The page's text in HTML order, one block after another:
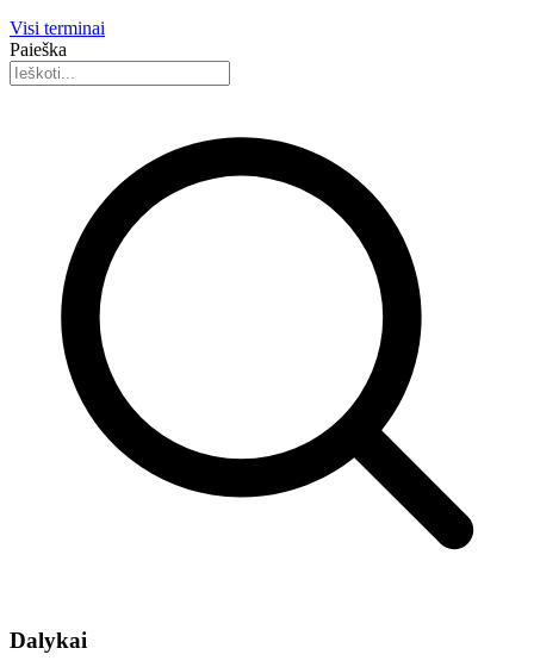
Visi terminai
Paieška
Dalykai